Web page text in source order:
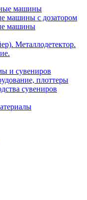
машины
машины с дозатором
машины
Металлодетектор.
и сувениров
плоттеры
сувениров